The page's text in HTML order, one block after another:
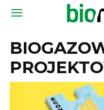
Magazyn